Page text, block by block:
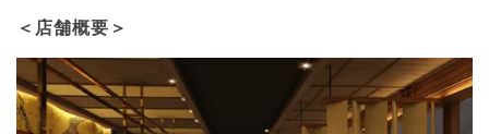
＜店舗概要＞